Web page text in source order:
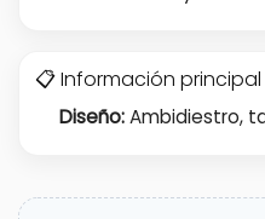
📋 Información principal
Diseño:Ambidiestro,